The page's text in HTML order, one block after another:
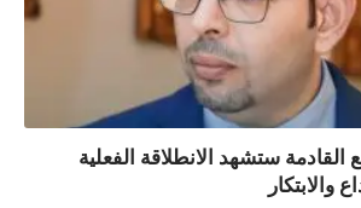
القادمة ستشهد الانطلاقة الفعلية
والابتكار